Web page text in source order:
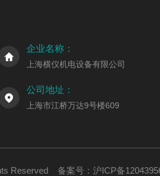
企业名称：
上海横仪机电设备有限公司
公司地址：
上海市江桥万达9号楼609
Reserved 备案号： 沪ICP备